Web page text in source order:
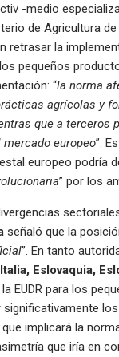
-medio
de Agricultura de
retrasar la
pequeños
“la norma
agrícolas y
que a terceros
europeo”.
europeo podría
” por los
señaló que la
”. En tanto
Eslovaquia,
EUDR para los
implicará la
que iría en